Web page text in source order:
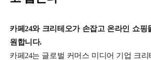
카페24와 크리테오가 손잡고 온라인 쇼핑
원합니다.
카페24는 글로벌 커머스 미디어 기업 크리